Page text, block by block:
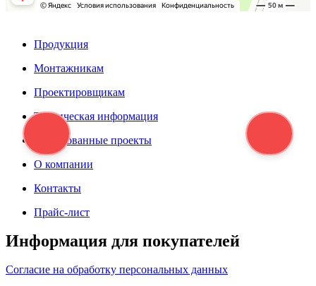
Продукция
Монтажникам
Проектировщикам
Техническая информация
Реализованные проекты
О компании
Контакты
Прайс-лист
Информация для покупателей
Согласие на обработку персональных данных